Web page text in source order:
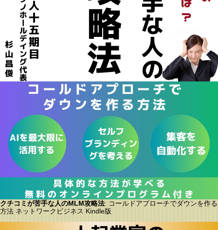
クチコミが苦手な人のMLM攻略法: コールドアプローチでダウンを作る
方法 ネットワークビジネス Kindle版